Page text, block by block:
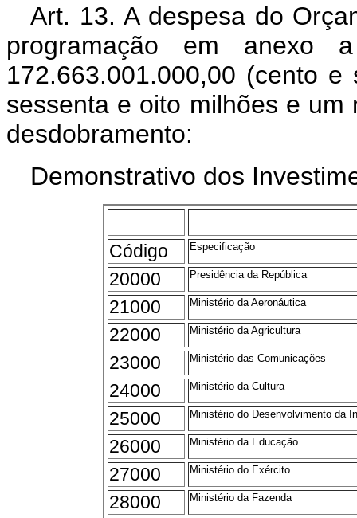
Art. 13. A despesa do
programação em
172.663.001.000,00 (cento
sessenta e oito milhões e
desdobramento:
Demonstrativo dos
Código Especificação
20000 Presidência da República
21000 Ministério da Aeronáutica
22000 Ministério da Agricultura
23000 Ministério das Comunicações
24000 Ministério da Cultura
25000 Ministério do Desenvolvimento da
26000 Ministério da Educação
27000 Ministério do Exército
28000 Ministério da Fazenda